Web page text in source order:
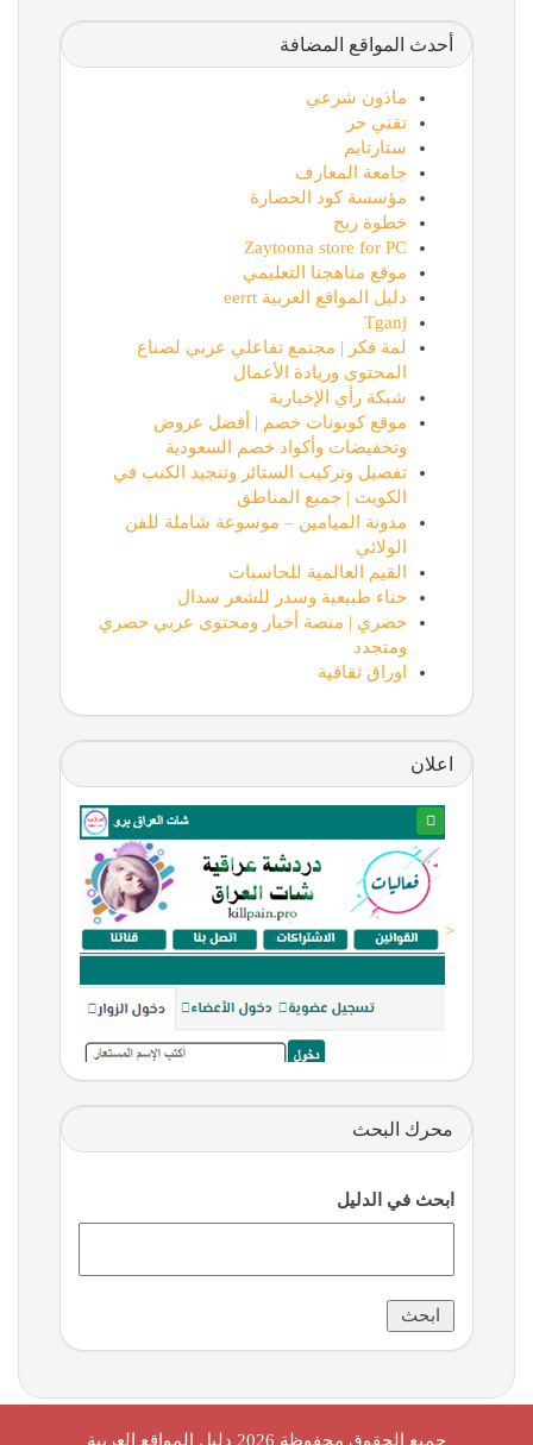
أحدث المواقع المضافة
ماذون شرعي
تقني حر
ستارتايم
جامعة المعارف
مؤسسة كود الحضارة
خطوة ربح
Zaytoona store for PC
موقع مناهجنا التعليمي
دليل المواقع العربية eerrt
Tganj
لمة فكر | مجتمع تفاعلي عربي لصناع
المحتوى وريادة الأعمال
شبكة رأي الإخبارية
موقع كوبونات خصم | أفضل عروض
وتخفيضات وأكواد خصم السعودية
تفصيل وتركيب الستائر وتنجيد الكنب في
الكويت | جميع المناطق
مدونة الميامين – موسوعة شاملة للفن
الولائي
القيم العالمية للحاسبات
حناء طبيعية وسدر للشعر سدال
حصري | منصة أخبار ومحتوى عربي حصري
ومتجدد
اوراق ثقافية
اعلان
<
محرك البحث
ابحث في الدليل
جميع الحقوق محفوظة 2026 دليل المواقع العربية